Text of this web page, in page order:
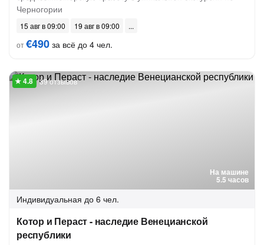
Черногории
15 авг в 09:00
19 авг в 09:00
от€490 за всё до 4 чел.
На машине
5.5 часов
39 отзывов
Индивидуальная до 6 чел.
Котор и Пераст - наследие Венецианской
республики